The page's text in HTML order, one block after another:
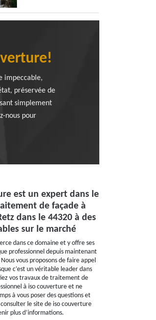
impeccable,
préservée de
simplement
nous pour
est un expert dans le
de façade à
dans le 44320 à des
sur le marché
dans ce domaine et y offre ses
professionnel depuis maintenant
vous proposons de faire appel
c’est un véritable leader dans
vos travaux de traitement de
à iso couverture et ne
à vous poser des questions et
le site de iso couverture
plus d’informations.